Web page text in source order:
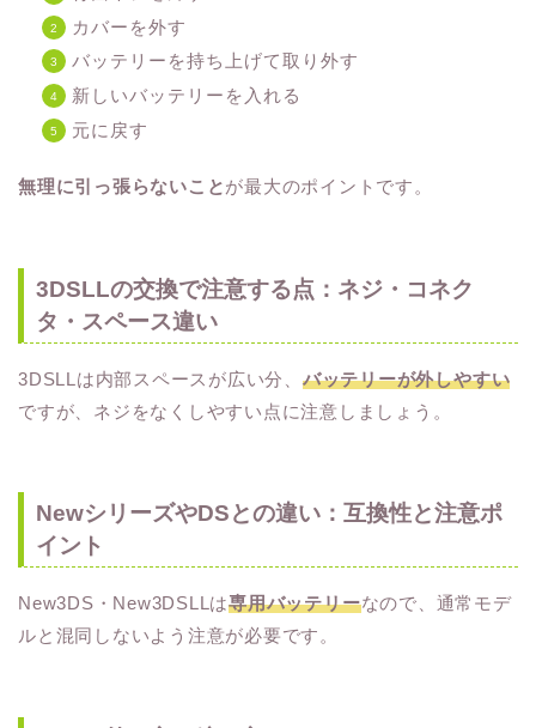
カバーを外す
バッテリーを持ち上げて取り外す
新しいバッテリーを入れる
元に戻す
無理に引っ張らないことが最大のポイントです。
3DSLLの交換で注意する点：ネジ・コネク
タ・スペース違い
3DSLLは内部スペースが広い分、 バッテリーが外しやすい
ですが、ネジをなくしやすい点に注意しましょう。
NewシリーズやDSとの違い：互換性と注意ポ
イント
New3DS・New3DSLLは専用バッテリーなので、通常モデ
ルと混同しないよう注意が必要です。